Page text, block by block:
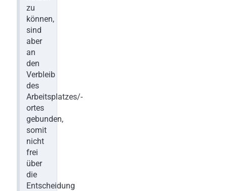
zu
können,
sind
aber
an
den
Verbleib
des
Arbeitsplatzes/-
ortes
gebunden,
somit
nicht
frei
über
die
Entscheidung